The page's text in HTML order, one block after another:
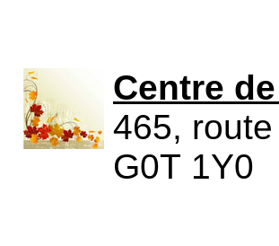
Centre
465,
G0T 1Y0